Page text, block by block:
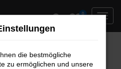
0
die bestmögliche
zu ermöglichen und unsere